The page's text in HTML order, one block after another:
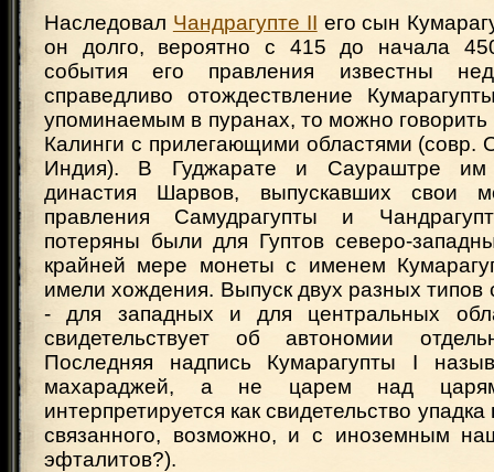
Наследовал Чандрагупте II его сын
он долго, вероятно с 415 до начала
события его правления известны
справедливо отождествление
упоминаемым в пуранах, то можно говорить
Калинги с прилегающими областями (совр.
Индия). В Гуджарате и Саураштре им
династия Шарвов, выпускавших свои
правления Самудрагупты и
потеряны были для Гуптов северо-
крайней мере монеты с именем
имели хождения. Выпуск двух разных типов
- для западных и для центральных
свидетельствует об автономии
Последняя надпись Кумарагупты I
махараджей, а не царем над
интерпретируется как свидетельство
связанного, возможно, и с иноземным
эфталитов?).